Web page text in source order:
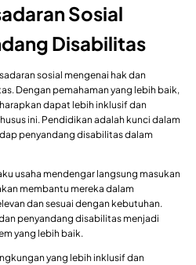
Sosial
Disabilitas
sosial mengenai hak dan
Dengan pemahaman yang lebih baik,
dapat lebih inklusif dan
ini. Pendidikan adalah kunci dalam
penyandang disabilitas dalam
usaha mendengar langsung masukan
membantu mereka dalam
dan sesuai dengan kebutuhan.
penyandang disabilitas menjadi
yang lebih baik.
yang lebih inklusif dan